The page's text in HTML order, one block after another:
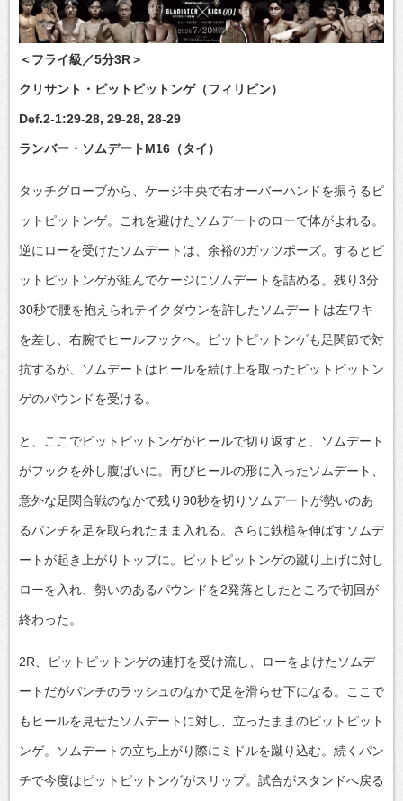
＜フライ級／5分3R＞
クリサント・ピットピットンゲ（フィリピン）
Def.2-1:29-28, 29-28, 28-29
ランバー・ソムデートM16（タイ）
タッチグローブから、ケージ中央で右オーバーハンドを振うるピ
ットピットンゲ。これを避けたソムデートのローで体がよれる。
逆にローを受けたソムデートは、余裕のガッツポーズ。するとピ
ットピットンゲが組んでケージにソムデートを詰める。残り3分
30秒で腰を抱えられテイクダウンを許したソムデートは左ワキ
を差し、右腕でヒールフックへ。ピットピットンゲも足関節で対
抗するが、ソムデートはヒールを続け上を取ったピットピットン
ゲのパウンドを受ける。
と、ここでピットピットンゲがヒールで切り返すと、ソムデート
がフックを外し腹ばいに。再びヒールの形に入ったソムデート、
意外な足関合戦のなかで残り90秒を切りソムデートが勢いのあ
るパンチを足を取られたまま入れる。さらに鉄槌を伸ばすソムデ
ートが起き上がりトップに。ピットピットンゲの蹴り上げに対し
ローを入れ、勢いのあるパウンドを2発落としたところで初回が
終わった。
2R、ピットピットンゲの連打を受け流し、ローをよけたソムデ
ートだがパンチのラッシュのなかで足を滑らせ下になる。ここで
もヒールを見せたソムデートに対し、立ったままのピットピット
ンゲ。ソムデートの立ち上がり際にミドルを蹴り込む。続くパン
チで今度はピットピットンゲがスリップ。試合がスタンドへ戻る